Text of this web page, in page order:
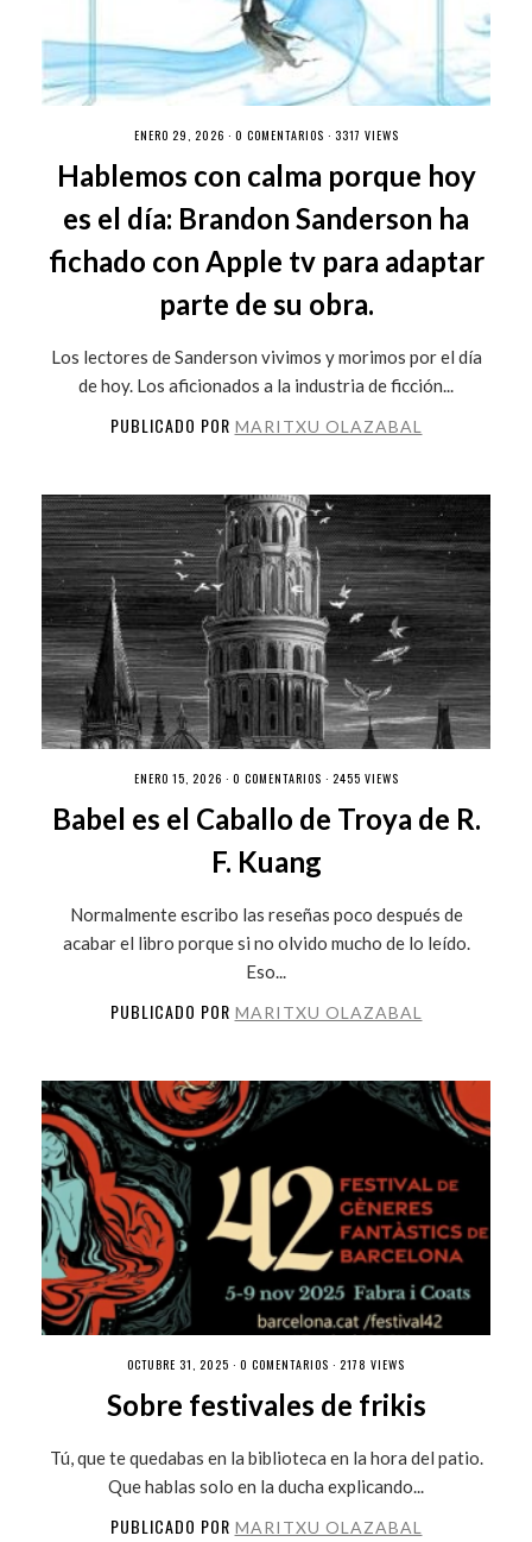
ENERO 29, 2026 · 0 COMENTARIOS · 3317 VIEWS
Hablemos con calma porque hoy
es el día: Brandon Sanderson ha
fichado con Apple tv para adaptar
parte de su obra.
Los lectores de Sanderson vivimos y morimos por el día
de hoy. Los aficionados a la industria de ficción...
PUBLICADO POR MARITXU OLAZABAL
ENERO 15, 2026 · 0 COMENTARIOS · 2455 VIEWS
Babel es el Caballo de Troya de R.
F. Kuang
Normalmente escribo las reseñas poco después de
acabar el libro porque si no olvido mucho de lo leído.
Eso...
PUBLICADO POR MARITXU OLAZABAL
OCTUBRE 31, 2025 · 0 COMENTARIOS · 2178 VIEWS
Sobre festivales de frikis
Tú, que te quedabas en la biblioteca en la hora del patio.
Que hablas solo en la ducha explicando...
PUBLICADO POR MARITXU OLAZABAL